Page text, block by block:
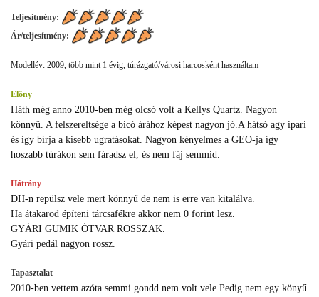
Teljesítmény:
Ár/teljesítmény:
Modellév: 2009, több mint 1 évig, túrázgató/városi harcosként használtam
Előny
Háth még anno 2010-ben még olcsó volt a Kellys Quartz. Nagyon
könnyű. A felszereltsége a bicó árához képest nagyon jó.A hátsó agy ipari
és így bírja a kisebb ugratásokat. Nagyon kényelmes a GEO-ja így
hoszabb túrákon sem fáradsz el, és nem fáj semmid.
Hátrány
DH-n repülsz vele mert könnyű de nem is erre van kitalálva.
Ha átakarod építeni tárcsafékre akkor nem 0 forint lesz.
GYÁRI GUMIK ÓTVAR ROSSZAK.
Gyári pedál nagyon rossz.
Tapasztalat
2010-ben vettem azóta semmi gondd nem volt vele.Pedig nem egy könyű